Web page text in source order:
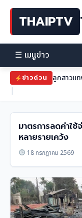
THAIPTV
☰ เมนูข่าว
ข่าวด่วน
ลูกสาวแท
|
มาตรการลดค่าใ
หลายรายเคว้ง
18 กรกฎาคม 2569